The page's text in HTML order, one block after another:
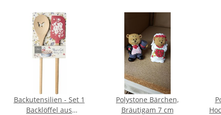
Backutensilien - Set 1
Backlöffel aus
Polystone Bärchen,
Bräutigam 7 cm